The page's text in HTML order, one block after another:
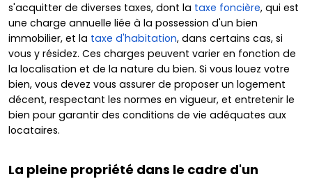
s'acquitter de diverses taxes, dont la taxe foncière, qui est
une charge annuelle liée à la possession d'un bien
immobilier, et la taxe d'habitation, dans certains cas, si
vous y résidez. Ces charges peuvent varier en fonction de
la localisation et de la nature du bien. Si vous louez votre
bien, vous devez vous assurer de proposer un logement
décent, respectant les normes en vigueur, et entretenir le
bien pour garantir des conditions de vie adéquates aux
locataires.
La pleine propriété dans le cadre d'un